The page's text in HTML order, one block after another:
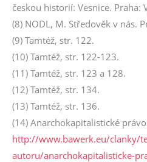
českou historií: Vesnice. Praha:
(8) NODL, M. Středověk v nás.
(9) Tamtéž, str. 122.
(10) Tamtéž, str. 122-123.
(11) Tamtéž, str. 123 a 128.
(12) Tamtéž, str. 134.
(13) Tamtéž, str. 136.
(14) Anarchokapitalistické
http://www.bawerk.eu/clanky/
autoru/anarchokapitalisticke-